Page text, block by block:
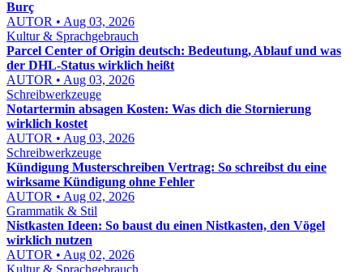
Burç
AUTOR • Aug 03, 2026
Kultur & Sprachgebrauch
Parcel Center of Origin deutsch: Bedeutung, Ablauf und was
der DHL-Status wirklich heißt
AUTOR • Aug 03, 2026
Schreibwerkzeuge
Notartermin absagen Kosten: Was dich die Stornierung
wirklich kostet
AUTOR • Aug 03, 2026
Schreibwerkzeuge
Kündigung Musterschreiben Vertrag: So schreibst du eine
wirksame Kündigung ohne Fehler
AUTOR • Aug 02, 2026
Grammatik & Stil
Nistkasten Ideen: So baust du einen Nistkasten, den Vögel
wirklich nutzen
AUTOR • Aug 02, 2026
Kultur & Sprachgebrauch